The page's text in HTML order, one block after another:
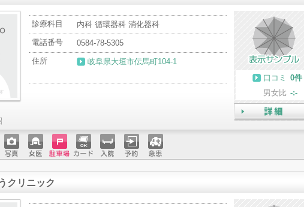
診療科目
内科 循環器科 消化器科
電話番号
0584-78-5305
住所
岐阜県大垣市伝馬町104-1
口コミ
0件
男女比 -:-
写真 女医 駐車場クレジ
ットカ
入院 予約 急患
クリニック